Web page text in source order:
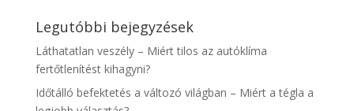
Legutóbbi bejegyzések
Láthatatlan veszély – Miért tilos az autóklíma
fertőtlenítést kihagyni?
Időtálló befektetés a változó világban – Miért a tégla a